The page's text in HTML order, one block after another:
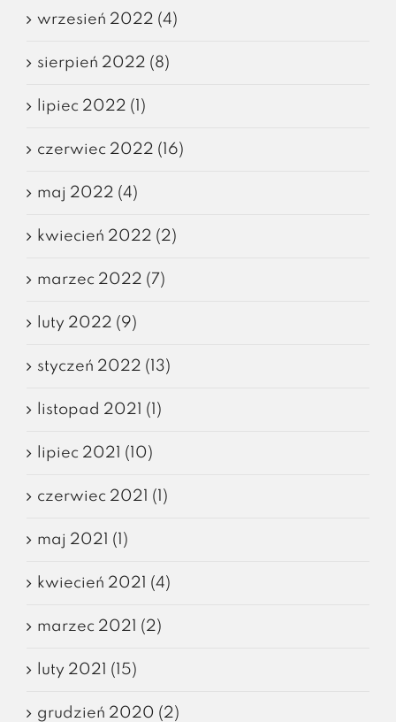
wrzesień 2022 (4)
sierpień 2022 (8)
lipiec 2022 (1)
czerwiec 2022 (16)
maj 2022 (4)
kwiecień 2022 (2)
marzec 2022 (7)
luty 2022 (9)
styczeń 2022 (13)
listopad 2021 (1)
lipiec 2021 (10)
czerwiec 2021 (1)
maj 2021 (1)
kwiecień 2021 (4)
marzec 2021 (2)
luty 2021 (15)
grudzień 2020 (2)